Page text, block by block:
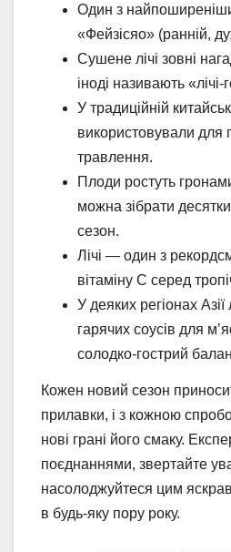
Один з
«Фейзісяо» (ранній,
Сушене лічі зовні
іноді називають «лічі-
У традиційній
використовували для
травлення.
Плоди ростуть
можна зібрати десятки
сезон.
Лічі — один з
вітаміну C серед
У деяких регіонах
гарячих соусів для
солодко-гострий
Кожен новий сезон
прилавки, і з кожною
нові грані його смаку.
поєднаннями, звертайте
насолоджуйтеся цим
в будь-яку пору року.